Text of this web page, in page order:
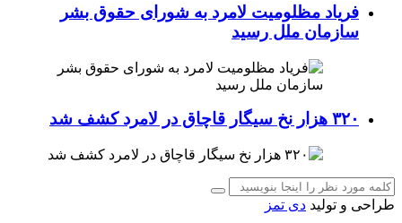
فریاد مظلومیت لامرد به شورای حقوق بشر
سازمان ملل رسید
۳۲۰ هزار نخ سیگار قاچاق در لامرد کشف شد
طراحی و تولید دی تمز